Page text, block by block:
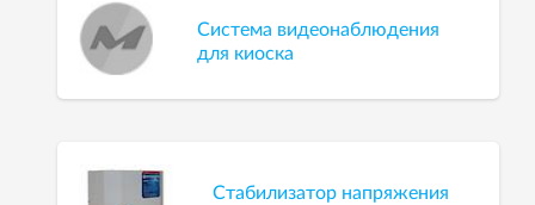
Система видеонаблюдения
для киоска
Стабилизатор напряжения